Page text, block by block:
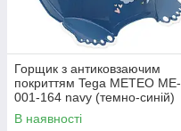
Горщик з антиковзаючим
покриттям Tega METEO ME-
001-164 navy (темно-синій)
В наявності